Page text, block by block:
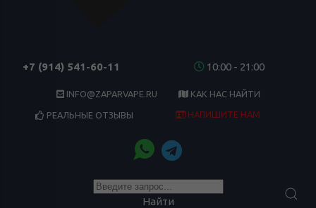
+7 (914) 541-60-11 10:00 - 21:00
INFO@ZAPARVAPE.RU КАК НАС НАЙТИ
РЕАЛЬНЫЕ ОТЗЫВЫ НАПИШИТЕ НАМ
Найти